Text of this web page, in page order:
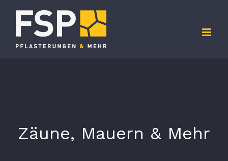
Inhalt
springen
Zäune, Mauern & Mehr